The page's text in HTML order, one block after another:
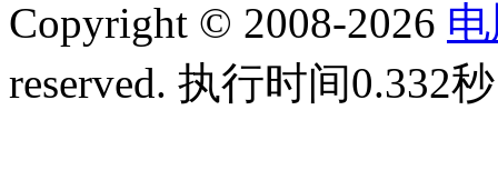
Copyright © 2008-2026
reserved. 执行时间0.332秒